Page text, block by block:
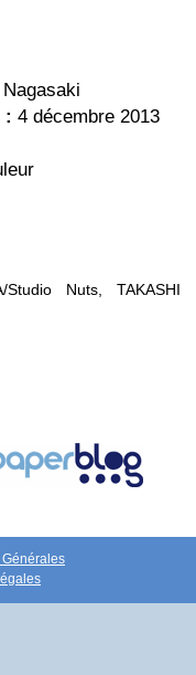
: 4 décembre 2013
Nuts, TAKASHI